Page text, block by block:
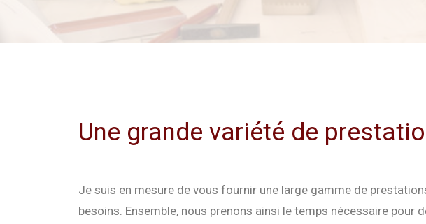
Une grande variété de
Je suis en mesure de vous fournir une large gamme de
besoins. Ensemble, nous prenons ainsi le temps nécessaire